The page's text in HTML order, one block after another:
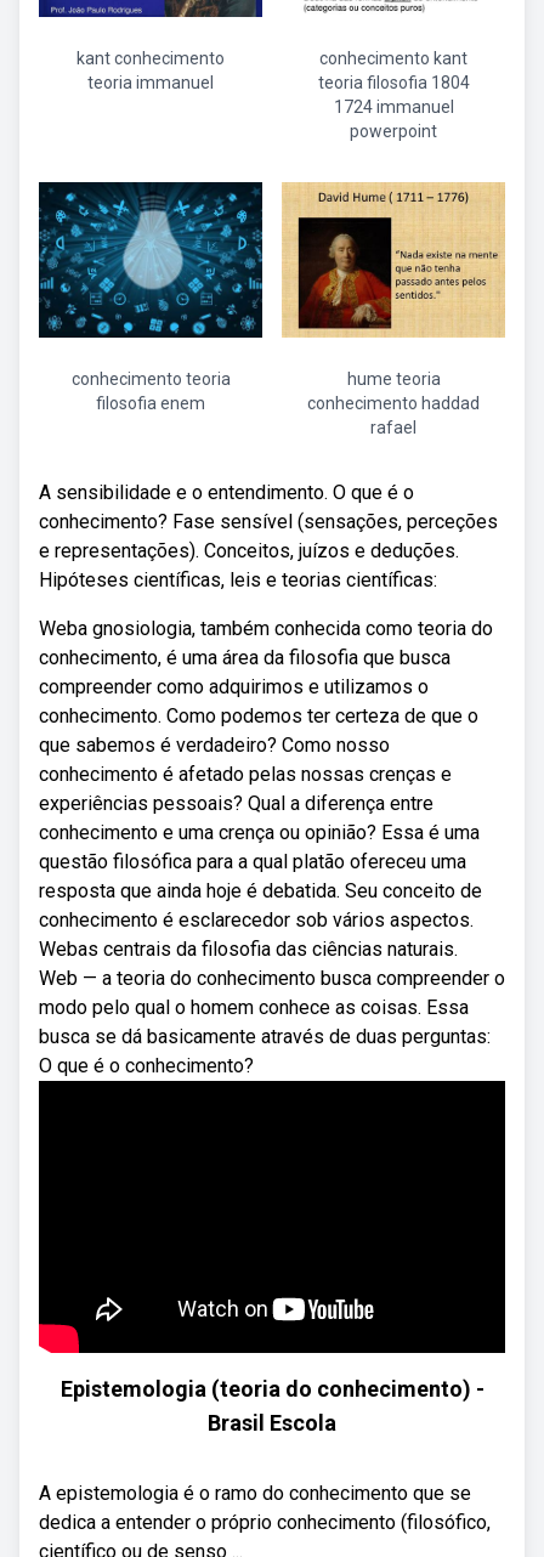
kant conhecimento
teoria immanuel
conhecimento kant
teoria filosofia 1804
1724 immanuel
powerpoint
conhecimento teoria
filosofia enem
hume teoria
conhecimento haddad
rafael
A sensibilidade e o entendimento. O que é o
conhecimento? Fase sensível (sensações, perceções
e representações). Conceitos, juízos e deduções.
Hipóteses científicas, leis e teorias científicas:
Weba gnosiologia, também conhecida como teoria do
conhecimento, é uma área da filosofia que busca
compreender como adquirimos e utilizamos o
conhecimento. Como podemos ter certeza de que o
que sabemos é verdadeiro? Como nosso
conhecimento é afetado pelas nossas crenças e
experiências pessoais? Qual a diferença entre
conhecimento e uma crença ou opinião? Essa é uma
questão filosófica para a qual platão ofereceu uma
resposta que ainda hoje é debatida. Seu conceito de
conhecimento é esclarecedor sob vários aspectos.
Webas centrais da filosofia das ciências naturais.
Web — a teoria do conhecimento busca compreender o
modo pelo qual o homem conhece as coisas. Essa
busca se dá basicamente através de duas perguntas:
O que é o conhecimento?
Epistemologia (teoria do conhecimento) -
Brasil Escola
A epistemologia é o ramo do conhecimento que se
dedica a entender o próprio conhecimento (filosófico,
científico ou de senso ...